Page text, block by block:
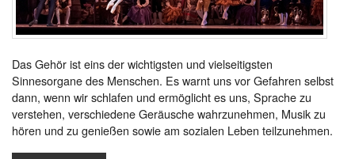
Das Gehör ist eins der wichtigsten und vielseitigsten
Sinnesorgane des Menschen. Es warnt uns vor Gefahren selbst
dann, wenn wir schlafen und ermöglicht es uns, Sprache zu
verstehen, verschiedene Geräusche wahrzunehmen, Musik zu
hören und zu genießen sowie am sozialen Leben teilzunehmen.